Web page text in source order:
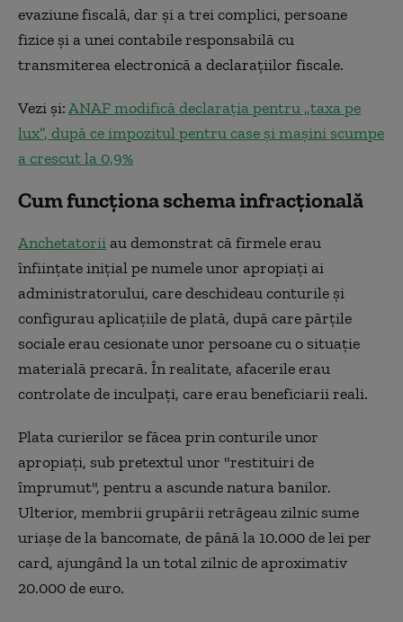
evaziune fiscală, dar şi a trei complici, persoane
fizice şi a unei contabile responsabilă cu
transmiterea electronică a declaraţiilor fiscale.
Vezi și:ANAF modifică declarația pentru „taxa pe
lux”, după ce impozitul pentru case și mașini scumpe
a crescut la 0,9%
Cum funcționa schema infracțională
Anchetatoriiau demonstrat că firmele erau
înfiinţate iniţial pe numele unor apropiaţi ai
administratorului, care deschideau conturile şi
configurau aplicaţiile de plată, după care părţile
sociale erau cesionate unor persoane cu o situaţie
materială precară. În realitate, afacerile erau
controlate de inculpaţi, care erau beneficiarii reali.
Plata curierilor se făcea prin conturile unor
apropiaţi, sub pretextul unor "restituiri de
împrumut", pentru a ascunde natura banilor.
Ulterior, membrii grupării retrăgeau zilnic sume
uriaşe de la bancomate, de până la 10.000 de lei per
card, ajungând la un total zilnic de aproximativ
20.000 de euro.